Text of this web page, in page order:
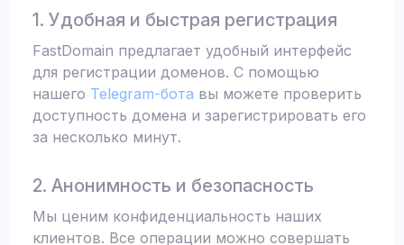
1. Удобная и быстрая регистрация
FastDomain предлагает удобный интерфейс
для регистрации доменов. С помощью
нашего Telegram-бота вы можете проверить
доступность домена и зарегистрировать его
за несколько минут.
2. Анонимность и безопасность
Мы ценим конфиденциальность наших
клиентов. Все операции можно совершать